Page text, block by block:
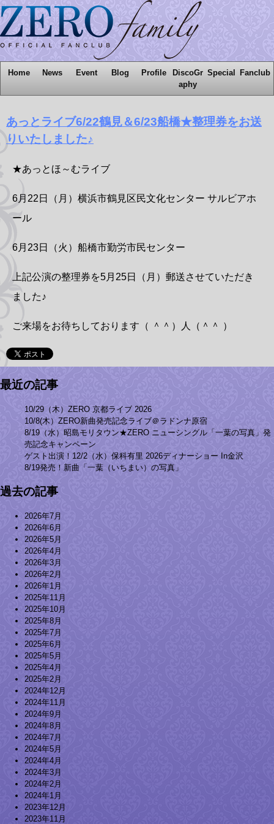
Home News Event Blog Profile
DiscoGr
aphy
Special Fanclub
あっとライブ6/22鶴見＆6/23船橋★整理券をお送
りいたしました♪
★あっとほ～むライブ
6月22日（月）横浜市鶴見区民文化センター サルビアホ
ール
6月23日（火）船橋市勤労市民センター
上記公演の整理券を5月25日（月）郵送させていただき
ました♪
ご来場をお待ちしております（ ＾＾）人（＾＾ ）
最近の記事
10/29（木）ZERO 京都ライブ 2026
10/8(木）ZERO新曲発売記念ライブ＠ラドンナ原宿
8/19（水）昭島モリタウン★ZERO ニューシングル「一葉の写真」発
売記念キャンペーン
ゲスト出演！12/2（水）保科有里 2026ディナーショー In金沢
8/19発売！新曲「一葉（いちまい）の写真」
過去の記事
2026年7月
2026年6月
2026年5月
2026年4月
2026年3月
2026年2月
2026年1月
2025年11月
2025年10月
2025年8月
2025年7月
2025年6月
2025年5月
2025年4月
2025年2月
2024年12月
2024年11月
2024年9月
2024年8月
2024年7月
2024年5月
2024年4月
2024年3月
2024年2月
2024年1月
2023年12月
2023年11月